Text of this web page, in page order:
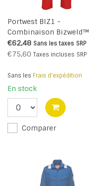
Portwest BIZ1 -
Combinaison Bizweld™
Retardateur de flammes -
Red - R
€62,48 Sans les taxes SRP
€75,60 Taxes incluses SRP
Sans les Frais d'expédition
En stock
Comparer